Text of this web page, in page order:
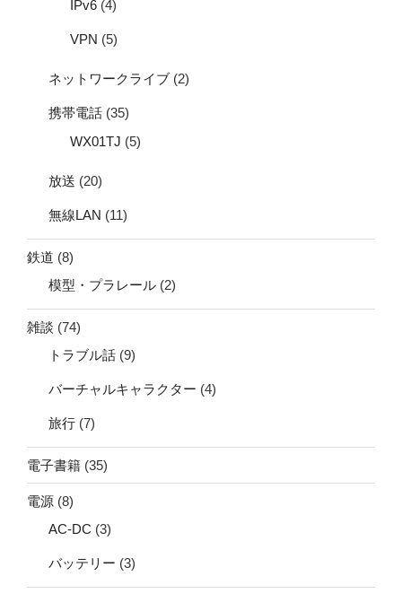
IPv6 (4)
VPN (5)
ネットワークライブ (2)
携帯電話 (35)
WX01TJ (5)
放送 (20)
無線LAN (11)
鉄道 (8)
模型・プラレール (2)
雑談 (74)
トラブル話 (9)
バーチャルキャラクター (4)
旅行 (7)
電子書籍 (35)
電源 (8)
AC-DC (3)
バッテリー (3)